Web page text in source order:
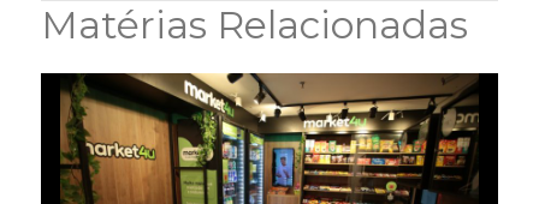
Matérias Relacionadas